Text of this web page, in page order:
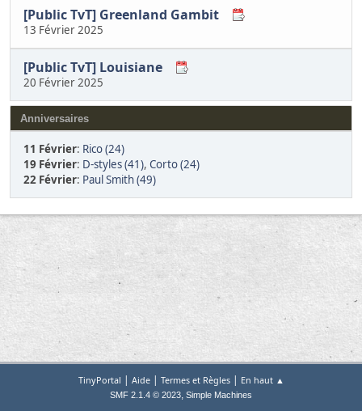
[Public TvT] Greenland Gambit
13 Février 2025
[Public TvT] Louisiane
20 Février 2025
Anniversaires
11 Février: Rico (24)
19 Février: D-styles (41), Corto (24)
22 Février: Paul Smith (49)
TinyPortal | Aide| Termes et Règles| En haut ▲
SMF 2.1.4 © 2023, Simple Machines